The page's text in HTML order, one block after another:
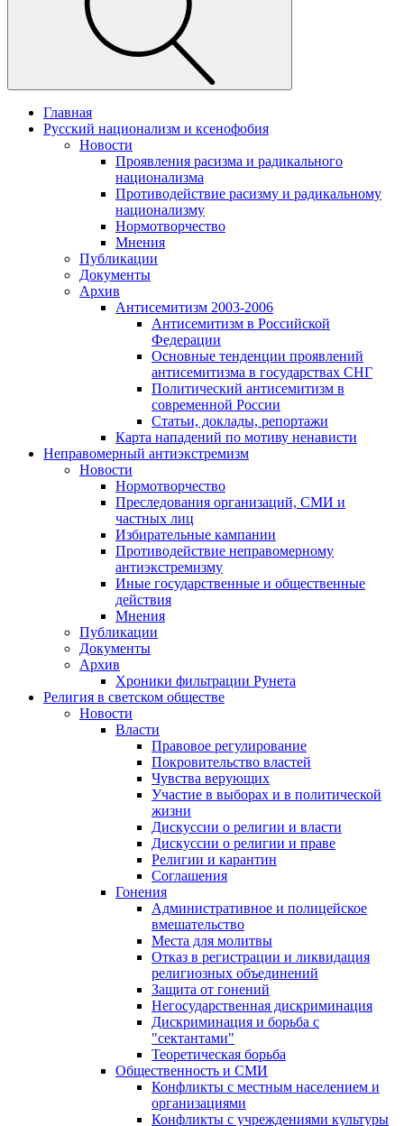
Главная
Русский национализм и ксенофобия
Новости
Проявления расизма и радикального
национализма
Противодействие расизму и радикальному
национализму
Нормотворчество
Мнения
Публикации
Документы
Архив
Антисемитизм 2003-2006
Антисемитизм в Российской
Федерации
Основные тенденции проявлений
антисемитизма в государствах СНГ
Политический антисемитизм в
современной России
Статьи, доклады, репортажи
Карта нападений по мотиву ненависти
Неправомерный антиэкстремизм
Новости
Нормотворчество
Преследования организаций, СМИ и
частных лиц
Избирательные кампании
Противодействие неправомерному
антиэкстремизму
Иные государственные и общественные
действия
Мнения
Публикации
Документы
Архив
Хроники фильтрации Рунета
Религия в светском обществе
Новости
Власти
Правовое регулирование
Покровительство властей
Чувства верующих
Участие в выборах и в политической
жизни
Дискуссии о религии и власти
Дискуссии о религии и праве
Религии и карантин
Соглашения
Гонения
Административное и полицейское
вмешательство
Места для молитвы
Отказ в регистрации и ликвидация
религиозных объединений
Защита от гонений
Негосударственная дискриминация
Дискриминация и борьба с
"сектантами"
Теоретическая борьба
Общественность и СМИ
Конфликты с местным населением и
организациями
Конфликты с учреждениями культуры